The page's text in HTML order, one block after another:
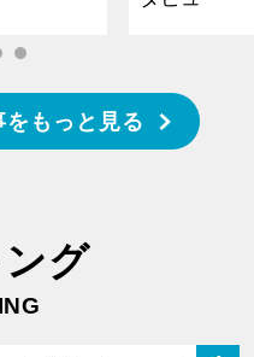
をもっと見る
グ